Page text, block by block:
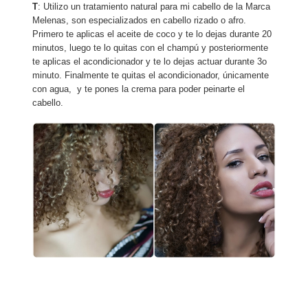
T: Utilizo un tratamiento natural para mi cabello de la Marca
Melenas, son especializados en cabello rizado o afro.
Primero te aplicas el aceite de coco y te lo dejas durante 20
minutos, luego te lo quitas con el champú y posteriormente
te aplicas el acondicionador y te lo dejas actuar durante 3o
minuto. Finalmente te quitas el acondicionador, únicamente
con agua, y te pones la crema para poder peinarte el
cabello.